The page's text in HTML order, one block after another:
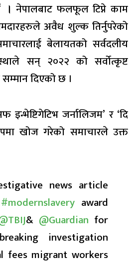
। नेपालबाट फलफूल टिप्ने काम
अवैध शुल्क तिर्नुपरेको
बेलायतको सर्वदलीय
सन् २०२२ को सर्वोत्कृष्ट
दिएको छ ।
जर्नालिजम’ र ‘दि
खोज गरेको समाचारले उक्त
news article
#modernslavery award
& @Guardian for
investigation
fees migrant workers